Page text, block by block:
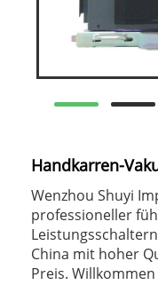
Handkarren-
Wenzhou Shuyi
professioneller
China mit hoher
Preis.